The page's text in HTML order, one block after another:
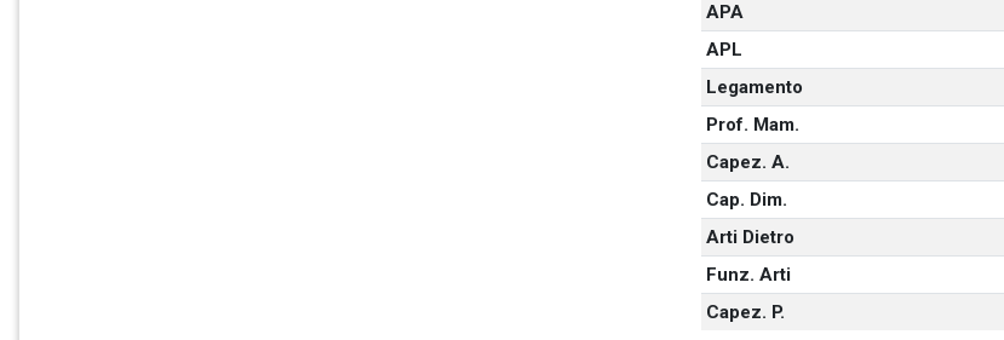
APA
APL
Legamento
Prof. Mam.
Capez. A.
Cap. Dim.
Arti Dietro
Funz. Arti
Capez. P.